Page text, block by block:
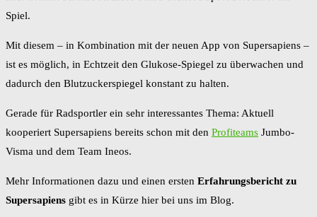
Spiel.
Mit diesem – in Kombination mit der neuen App von Supersapiens –
ist es möglich, in Echtzeit den Glukose-Spiegel zu überwachen und
dadurch den Blutzuckerspiegel konstant zu halten.
Gerade für Radsportler ein sehr interessantes Thema: Aktuell
kooperiert Supersapiens bereits schon mit den Profiteams Jumbo-
Visma und dem Team Ineos.
Mehr Informationen dazu und einen ersten Erfahrungsbericht zu
Supersapiens gibt es in Kürze hier bei uns im Blog.